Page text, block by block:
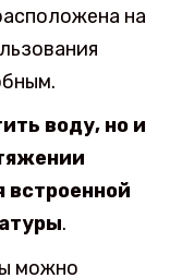
на
воду, но и
встроенной
.
можно